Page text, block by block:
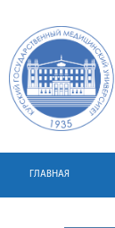
ГЛАВНАЯ